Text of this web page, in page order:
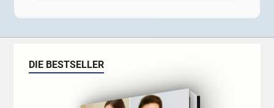
DIE BESTSELLER